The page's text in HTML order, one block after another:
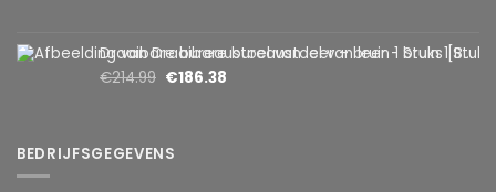
Draaibare bureaustoel van leer – bruin 1 Stuks [BMD1107BR]
€214.99 €186.38
BEDRIJFSGEGEVENS